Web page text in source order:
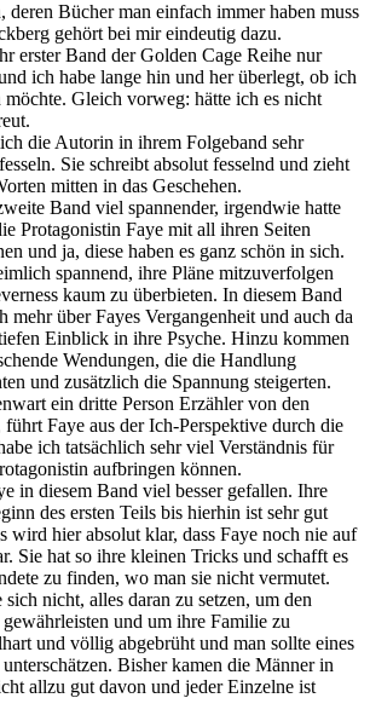
deren Bücher man einfach immer haben muss
gehört bei mir eindeutig dazu.
erster Band der Golden Cage Reihe nur
ich habe lange hin und her überlegt, ob ich
möchte. Gleich vorweg: hätte ich es nicht
die Autorin in ihrem Folgeband sehr
Sie schreibt absolut fesselnd und zieht
mitten in das Geschehen.
Band viel spannender, irgendwie hatte
Protagonistin Faye mit all ihren Seiten
und ja, diese haben es ganz schön in sich.
spannend, ihre Pläne mitzuverfolgen
kaum zu überbieten. In diesem Band
mehr über Fayes Vergangenheit und auch da
Einblick in ihre Psyche. Hinzu kommen
Wendungen, die die Handlung
und zusätzlich die Spannung steigerten.
ein dritte Person Erzähler von den
Faye aus der Ich-Perspektive durch die
ich tatsächlich sehr viel Verständnis für
aufbringen können.
in diesem Band viel besser gefallen. Ihre
des ersten Teils bis hierhin ist sehr gut
wird hier absolut klar, dass Faye noch nie auf
Sie hat so ihre kleinen Tricks und schafft es
zu finden, wo man sie nicht vermutet.
sich nicht, alles daran zu setzen, um den
und um ihre Familie zu
und völlig abgebrüht und man sollte eines
Bisher kamen die Männer in
allzu gut davon und jeder Einzelne ist